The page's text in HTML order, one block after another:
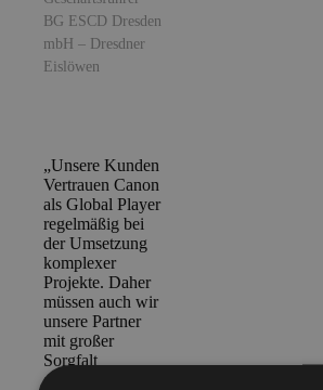
BG ESCD Dresden
mbH – Dresdner
Eislöwen
„Unsere Kunden
Vertrauen Canon
als Global Player
regelmäßig bei
der Umsetzung
komplexer
Projekte. Daher
müssen auch wir
unsere Partner
mit großer
Sorgfalt
auswählen und